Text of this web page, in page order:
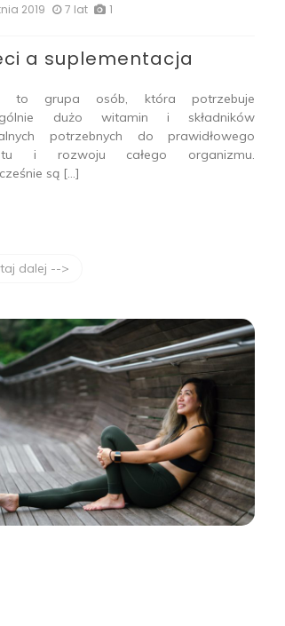
2019 7 lat 1
a suplementacja
to grupa osób, która potrzebuje
dużo witamin i składników
potrzebnych do prawidłowego
i rozwoju całego organizmu.
są […]
dalej -->